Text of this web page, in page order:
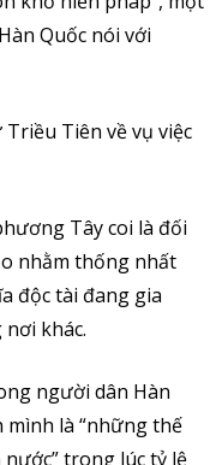
Quốc nói với
Tiên về vụ việc
Tây coi là đối
nhằm thống nhất
độc tài đang gia
khác.
người dân Hàn
là “những thế
trong lúc tỷ lệ